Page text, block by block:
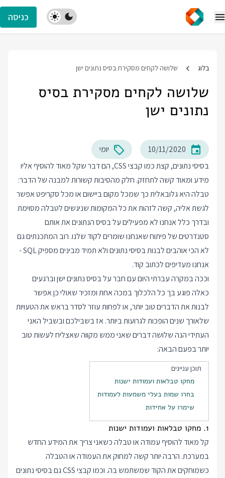
כניסה
בלוג שלושה לקחים מסקירת בסיס נתונים ישן
שלושה לקחים מסקירת בסיס
נתונים ישן
10/11/2020
יומי
בסיסי נתונים, קצת כמו קבצי CSS, הם דבר שקל מאוד להוסיף אליו
מידע ומאוד קשה לתחזק. חלק מהסיבות קשורות למבנה של הדבר:
טבלה היא גלובאלית כך שמכל מקום ביישום או מכל סקריפט אפשר
לגשת אליה, קשה לזהות את כל המקומות שניגשים לטבלה מסוימת
ובדרך כלל אנחנו לא מפעילים על בסיס הנתונים את אותם
סטנדרטים של פיתוח שאנחנו שומרים לקוד שלנו. רוב המתכנתים גם
לא הכי אוהבים לבנות בסיסי נתונים ולא תמיד מבינים מספיק SQL -
אנחנו מעדיפים לכתוב קוד.
וככה במקרה עברתי היום עם חבר על בסיס נתונים ישן וברגעים
כאלה פוגע בך כל הלכלוך במכה אחת ומזכיר שאולי כן אפשר
לבנות את הדברים טוב יותר, או לפחות עוזר לסדר בראש את הטעויות
שלאורך שנים הופכות לגרועות ביותר. אז בשבילכם ובשביל האני
העתידי הנה שלושה דברים שאני ממש מקווה שאצליח לעשות טוב
יותר בפעם הבאה:
תוכן עניינים
מחקו טבלאות ועמודות ישנות
בחרו שמות בעלי משמעות לעמודות
שימרו על אחידות
1. מחקו טבלאות ועמודות ישנות
קל מאוד להוסיף עמודה או טבלה כשאני צריך את המידע החדש
במערכת. הרבה יותר קשה למחוק את העמודה או הטבלה
כשמוחקים את הקוד שמשתמש בה. וכמו קבצי CSS גם בסיסי נתונים